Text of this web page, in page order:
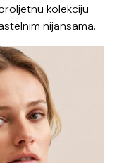
kolekciju
nijansama.